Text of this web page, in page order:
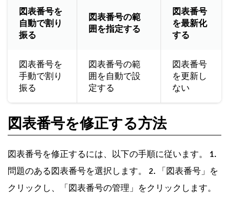
図表番号を
自動で割り
振る
図表番号の範
囲を指定する
図表番号
を最新化
する
図表番号を
手動で割り
振る
図表番号の範
囲を自動で設
定する
図表番号
を更新し
ない
図表番号を修正する方法
図表番号を修正するには、以下の手順に従います。 1.
問題のある図表番号を選択します。 2. 「図表番号」を
クリックし、「図表番号の管理」をクリックします。